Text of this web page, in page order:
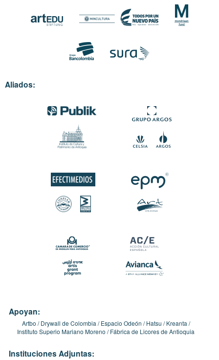
Aliados:
Apoyan:
Artbo Drywall de Colombia Espacio Odeón Hatsu
Kreanta
Instituto Superio Mariano Moreno
Fábrica de Licores de Antioquia
Instituciones Adjuntas: